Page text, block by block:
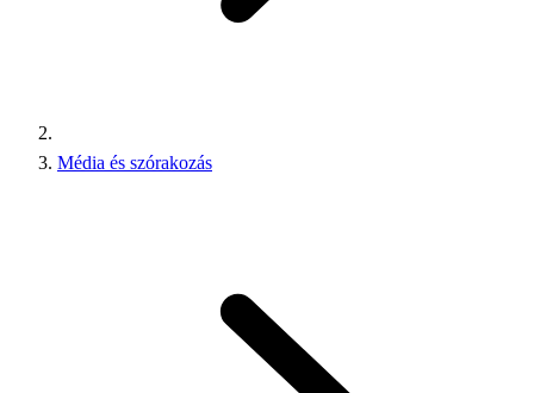
Média és szórakozás